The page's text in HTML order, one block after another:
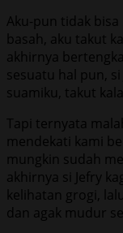
Aku-pun tidak
basah, aku takut
akhirnya
sesuatu hal pun,
suamiku, takut
Tapi ternyata
mendekati kami
mungkin sudah
akhirnya si Jefry
kelihatan grogi,
dan agak mudur